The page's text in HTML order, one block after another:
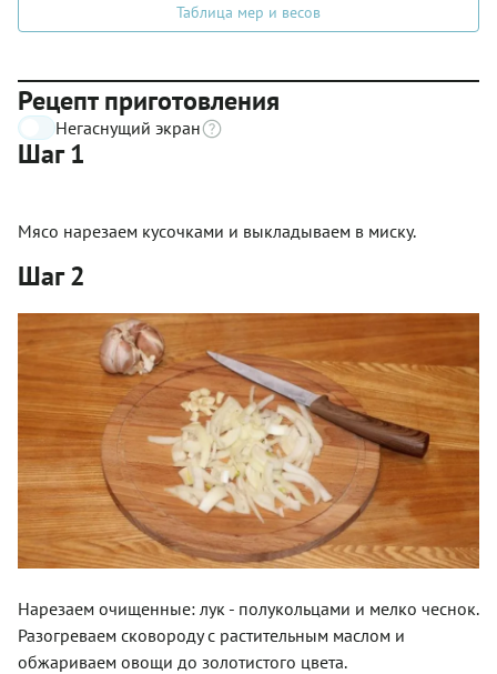
Таблица мер и весов
Рецепт приготовления
Негаснущий экран
Шаг 1
Мясо нарезаем кусочками и выкладываем в миску.
Шаг 2
Нарезаем очищенные: лук - полукольцами и мелко чеснок.
Разогреваем сковороду с растительным маслом и
обжариваем овощи до золотистого цвета.